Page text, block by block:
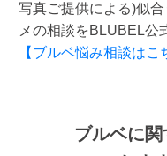
写真ご提供による)似
メの相談をBLUBEL
【ブルベ悩み相談は
ブルベに